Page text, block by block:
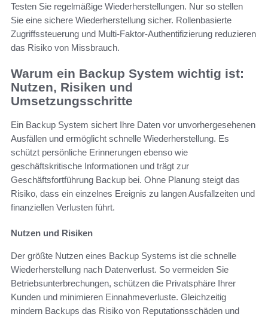
Testen Sie regelmäßige Wiederherstellungen. Nur so stellen
Sie eine sichere Wiederherstellung sicher. Rollenbasierte
Zugriffssteuerung und Multi-Faktor-Authentifizierung reduzieren
das Risiko von Missbrauch.
Warum ein Backup System wichtig ist:
Nutzen, Risiken und
Umsetzungsschritte
Ein Backup System sichert Ihre Daten vor unvorhergesehenen
Ausfällen und ermöglicht schnelle Wiederherstellung. Es
schützt persönliche Erinnerungen ebenso wie
geschäftskritische Informationen und trägt zur
Geschäftsfortführung Backup bei. Ohne Planung steigt das
Risiko, dass ein einzelnes Ereignis zu langen Ausfallzeiten und
finanziellen Verlusten führt.
Nutzen und Risiken
Der größte Nutzen eines Backup Systems ist die schnelle
Wiederherstellung nach Datenverlust. So vermeiden Sie
Betriebsunterbrechungen, schützen die Privatsphäre Ihrer
Kunden und minimieren Einnahmeverluste. Gleichzeitig
mindern Backups das Risiko von Reputationsschäden und